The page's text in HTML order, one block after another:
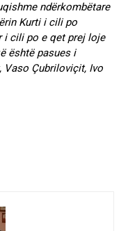
ndërkombëtare
Kurti i cili po
i cili po e qet prej loje
është pasues i
Vaso Çubriloviçit, Ivo